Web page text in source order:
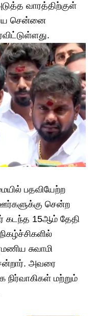
வாரத்திற்குள்
சென்னை
பதவியேற்ற
சென்ற
கடந்த 15ஆம் தேதி
சுவாமி
அவரை
மற்றும்